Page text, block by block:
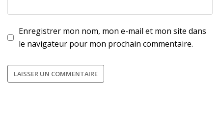
Enregistrer mon nom, mon e-mail et mon site dans
le navigateur pour mon prochain commentaire.